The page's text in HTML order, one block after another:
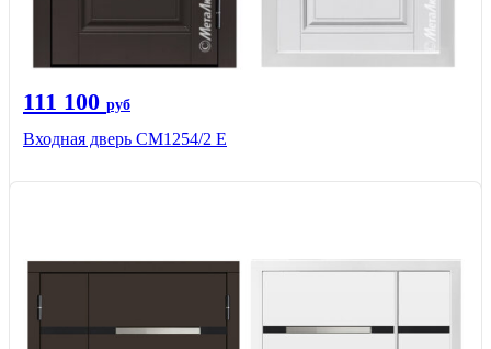
111 100 руб
Входная дверь СМ1254/2 E